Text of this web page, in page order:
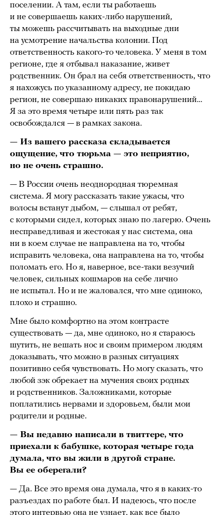
поселении. А там, если ты работаешь
и не совершаешь каких-либо нарушений,
ты можешь рассчитывать на выходные дни
на усмотрение начальства колонии. Под
ответственность какого-то человека. У меня в том
регионе, где я отбывал наказание, живет
родственник. Он брал на себя ответственность, что
я нахожусь по указанному адресу, не покидаю
регион, не совершаю никаких правонарушений…
Я за это время четыре или пять раз так
освобождался — в рамках закона.
— Из вашего рассказа складывается
ощущение, что тюрьма — это неприятно,
но не очень страшно.
— В России очень неоднородная тюремная
система. Я могу рассказать такие ужасы, что
волосы встанут дыбом, — слышал от ребят,
с которыми сидел, которых знаю по лагерю. Очень
несправедливая и жестокая у нас система, она
ни в коем случае не направлена на то, чтобы
исправить человека, она направлена на то, чтобы
поломать его. Но я, наверное, все-таки везучий
человек, сильных кошмаров на себе лично
не испытал. Но и не жаловался, что мне одиноко,
плохо и страшно.
Мне было комфортно на этом контрасте
существовать — да, мне одиноко, но я стараюсь
шутить, не вешать нос и своим примером людям
доказывать, что можно в разных ситуациях
позитивно себя чувствовать. Но могу сказать, что
любой зэк обрекает на мучения своих родных
и родственников. Заложниками, которые
поплатились нервами и здоровьем, были мои
родители и родные.
— Вы недавно написали в твиттере, что
приехали к бабушке, которая четыре года
думала, что вы жили в другой стране.
Вы ее оберегали?
— Да. Все это время она думала, что я в каких-то
разъездах по работе был. И надеюсь, что после
этого интервью она не узнает, как все было